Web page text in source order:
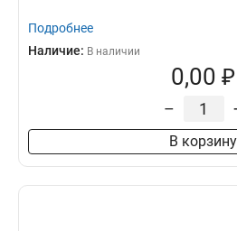
Подробнее
Наличие: В наличии
0,00 ₽
–
В корзину